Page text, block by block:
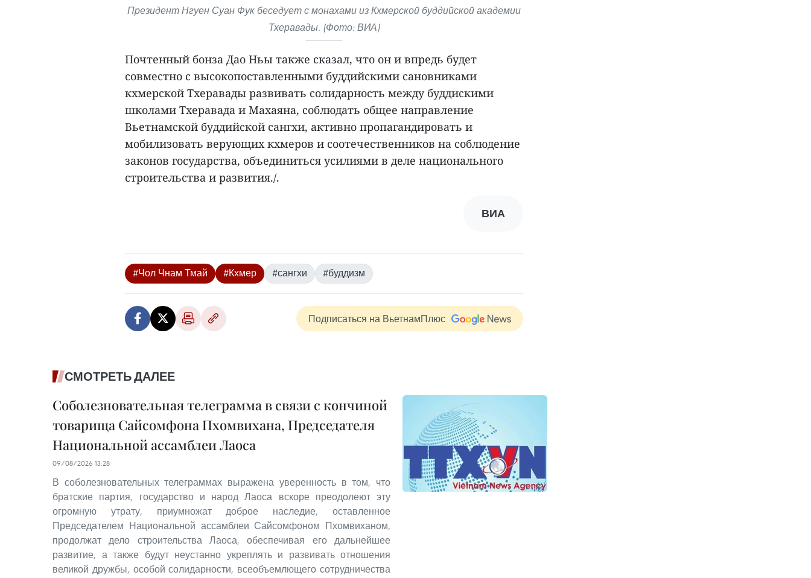
Президент Нгуен Суан Фук беседует с монахами из Кхмерской буддийской академии
Тхеравады. (Фото: ВИА)
Почтенный бонза Дао Ньы также сказал, что он и впредь будет
совместно с высокопоставленными буддийскими сановниками
кхмерской Тхеравады развивать солидарность между буддискими
школами Тхеравада и Махаяна, соблюдать общее направление
Вьетнамской буддийской сангхи, активно пропагандировать и
мобилизовать верующих кхмеров и соотечественников на соблюдение
законов государства, объединиться усилиями в деле национального
строительства и развития./.
ВИА
#Чол Чнам Тмай #Кхмер #сангхи #буддизм
Подписаться на ВьетнамПлюс
СМОТРЕТЬ ДАЛЕЕ
Соболезновательная телеграмма в связи с кончиной
товарища Сайсомфона Пхомвихана, Председателя
Национальной ассамблеи Лаоса
09/08/2026 13:28
В соболезновательных телеграммах выражена уверенность в том, что
братские партия, государство и народ Лаоса вскоре преодолеют эту
огромную утрату, приумножат доброе наследие, оставленное
Председателем Национальной ассамблеи Сайсомфоном Пхомвиханом,
продолжат дело строительства Лаоса, обеспечивая его дальнейшее
развитие, а также будут неустанно укреплять и развивать отношения
великой дружбы, особой солидарности, всеобъемлющего сотрудничества